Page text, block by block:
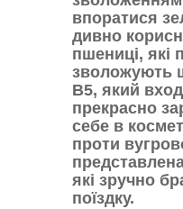
впоратися
дивно
пшениці, які
зволожують
B5, який
прекрасно
себе в
проти
які зручно
поїздку.